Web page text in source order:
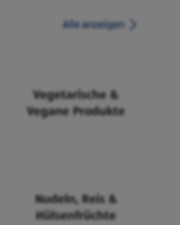
Alle anzeigen
Vegetarische &
Vegane Produkte
Nudeln, Reis &
Hülsenfrüchte